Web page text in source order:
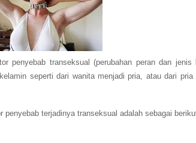
penyebab transeksual (perubahan peran dan jenis
seperti dari wanita menjadi pria, atau dari pria
penyebab terjadinya transeksual adalah sebagai